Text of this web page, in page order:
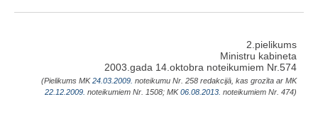
2.pielikums
Ministru kabineta
2003.gada 14.oktobra noteikumiem Nr.574
(Pielikums MK24.03.2009. noteikumu Nr. 258 redakcijā, kas grozīta ar MK
22.12.2009. noteikumiem Nr. 1508; MK06.08.2013. noteikumiem Nr. 474)